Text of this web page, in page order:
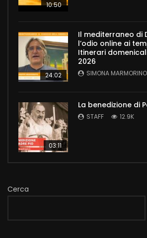
10:50
24:02
Il mediterraneo di
l’odio online ai
Itinerari
2026
SIMONA MARMORINO
03:11
La benedizione di
STAFF 12.9K
Cerca